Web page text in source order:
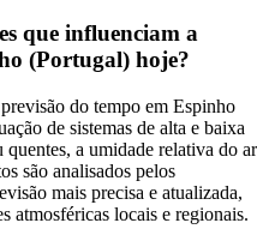
que influenciam a
(Portugal) hoje?
do tempo em Espinho
de sistemas de alta e baixa
quentes, a umidade relativa do ar
são analisados pelos
mais precisa e atualizada,
atmosféricas locais e regionais.